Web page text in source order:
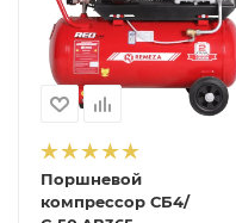
Поршневой
компрессор СБ4/